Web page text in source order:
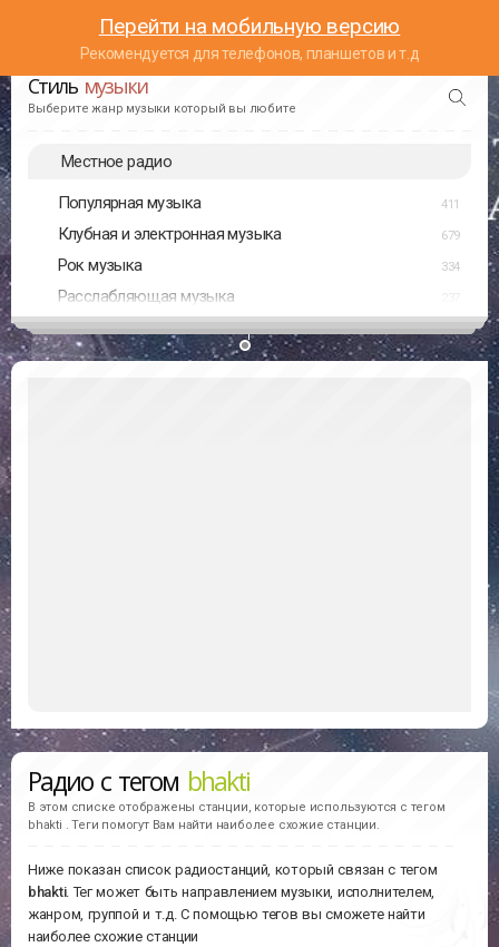
Перейти на мобильную версию
Рекомендуется для телефонов, планшетов и т.д
Стиль музыки
Выберите жанр музыки который вы любите
Местное радио
Популярная музыка 411
Клубная и электронная музыка 679
Рок музыка 334
Расслабляющая музыка
Радио с тегом bhakti
В этом списке отображены станции, которые используются с тегом
bhakti . Теги помогут Вам найти наиболее схожие станции.
Ниже показан список радиостанций, который связан с тегом
bhakti. Тег может быть направлением музыки, исполнителем,
жанром, группой и т.д. С помощью тегов вы сможете найти
наиболее схожие станции